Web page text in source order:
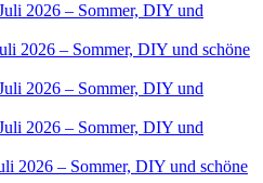
2026 – Sommer, DIY und
2026 – Sommer, DIY und schöne
2026 – Sommer, DIY und
2026 – Sommer, DIY und
2026 – Sommer, DIY und schöne